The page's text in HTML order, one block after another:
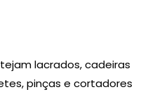
lacrados, cadeiras
pinças e cortadores